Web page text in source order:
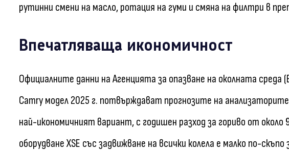
рутинни смени на масло, ротация на гуми и смяна на филтри в
Впечатляваща икономичност
Официалните данни на Агенцията за опазване на околната среда
Camry модел 2025 г. потвърждават прогнозите на
най-икономичният вариант, с годишен разход за гориво от
оборудване XSE със задвижване на всички колела е малко по-